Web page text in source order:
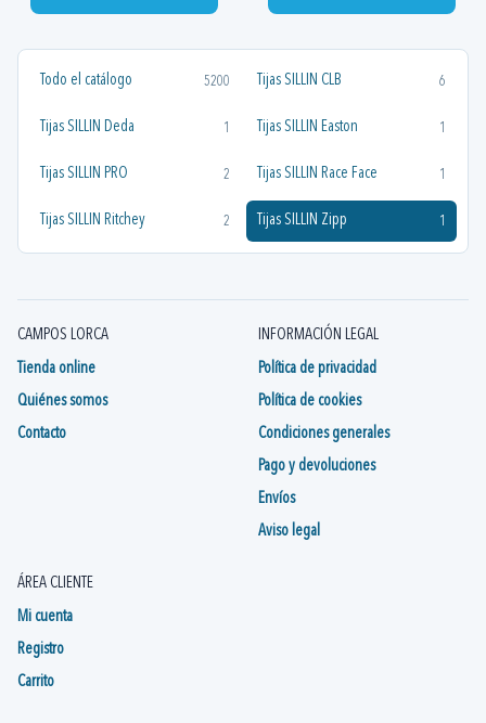
Todo el catálogo 5200 Tijas SILLIN CLB 6
Tijas SILLIN Deda 1 Tijas SILLIN Easton 1
Tijas SILLIN PRO 2 Tijas SILLIN Race Face 1
Tijas SILLIN Ritchey 2 Tijas SILLIN Zipp 1
CAMPOS LORCA
Tienda online
Quiénes somos
Contacto
INFORMACIÓN LEGAL
Política de privacidad
Política de cookies
Condiciones generales
Pago y devoluciones
Envíos
Aviso legal
ÁREA CLIENTE
Mi cuenta
Registro
Carrito